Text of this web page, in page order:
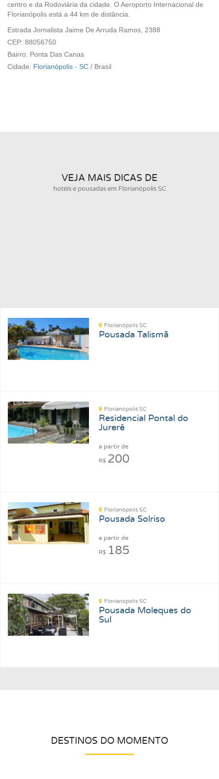
centro e da Rodoviária da cidade. O Aeroporto Internacional de
Florianópolis está a 44 km de distância.
Estrada Jornalista Jaime De Arruda Ramos, 2388
CEP: 88056750
Bairro: Ponta Das Canas
Cidade: Florianópolis - SC / Brasil
VEJA MAIS DICAS DE
hotéis e pousadas em Florianópolis SC
Florianópolis SC
Pousada Talismã
Florianópolis SC
Residencial Pontal do
Jurerê
a partir de
R$ 200
Florianópolis SC
Pousada Solriso
a partir de
R$ 185
Florianópolis SC
Pousada Moleques do
Sul
DESTINOS DO MOMENTO